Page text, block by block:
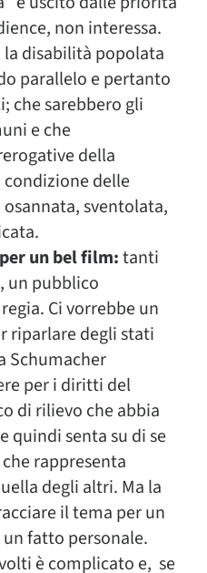
non interessa.
disabilità popolata
parallelo e pertanto
che sarebbero gli
e che
della
condizione delle
sventolata,
un bel film:tanti
un pubblico
Ci vorrebbe un
riparlare degli stati
Schumacher
per i diritti del
di rilievo che abbia
quindi senta su di se
rappresenta
degli altri. Ma la
il tema per un
fatto personale.
è complicato e, se